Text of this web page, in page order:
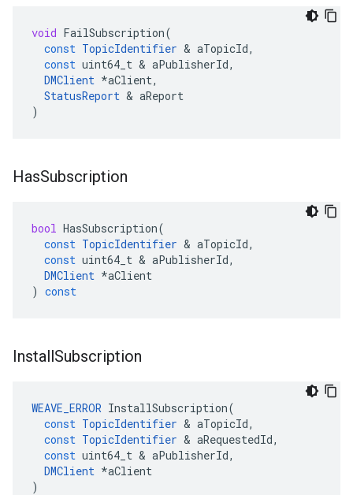
void FailSubscription(
const TopicIdentifier & aTopicId,
const uint64_t & aPublisherId,
DMClient *aClient,
StatusReport & aReport
)
HasSubscription
bool HasSubscription(
const TopicIdentifier & aTopicId,
const uint64_t & aPublisherId,
DMClient *aClient
) const
InstallSubscription
WEAVE_ERROR InstallSubscription(
const TopicIdentifier & aTopicId,
const TopicIdentifier & aRequestedId,
const uint64_t & aPublisherId,
DMClient *aClient
)